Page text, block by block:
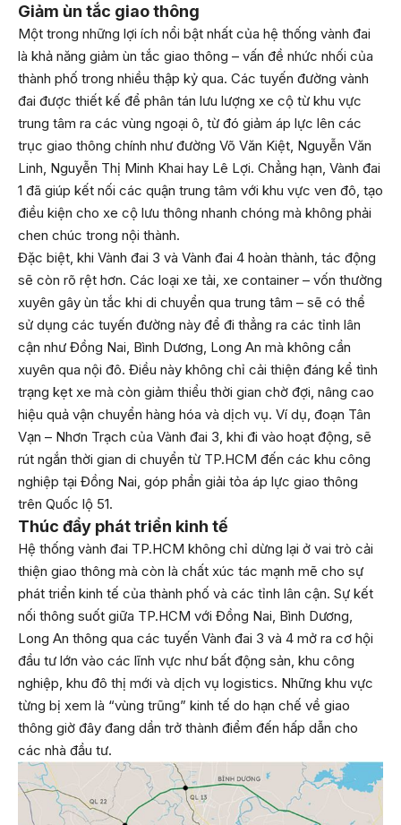
Giảm ùn tắc giao thông
Một trong những lợi ích nổi bật nhất của hệ thống vành đai
là khả năng giảm ùn tắc giao thông – vấn đề nhức nhối của
thành phố trong nhiều thập kỷ qua. Các tuyến đường vành
đai được thiết kế để phân tán lưu lượng xe cộ từ khu vực
trung tâm ra các vùng ngoại ô, từ đó giảm áp lực lên các
trục giao thông chính như đường Võ Văn Kiệt, Nguyễn Văn
Linh, Nguyễn Thị Minh Khai hay Lê Lợi. Chẳng hạn, Vành đai
1 đã giúp kết nối các quận trung tâm với khu vực ven đô, tạo
điều kiện cho xe cộ lưu thông nhanh chóng mà không phải
chen chúc trong nội thành.
Đặc biệt, khi Vành đai 3 và Vành đai 4 hoàn thành, tác động
sẽ còn rõ rệt hơn. Các loại xe tải, xe container – vốn thường
xuyên gây ùn tắc khi di chuyển qua trung tâm – sẽ có thể
sử dụng các tuyến đường này để đi thẳng ra các tỉnh lân
cận như Đồng Nai, Bình Dương, Long An mà không cần
xuyên qua nội đô. Điều này không chỉ cải thiện đáng kể tình
trạng kẹt xe mà còn giảm thiểu thời gian chờ đợi, nâng cao
hiệu quả vận chuyển hàng hóa và dịch vụ. Ví dụ, đoạn Tân
Vạn – Nhơn Trạch của Vành đai 3, khi đi vào hoạt động, sẽ
rút ngắn thời gian di chuyển từ TP.HCM đến các khu công
nghiệp tại Đồng Nai, góp phần giải tỏa áp lực giao thông
trên Quốc lộ 51.
Thúc đẩy phát triển kinh tế
Hệ thống vành đai TP.HCM không chỉ dừng lại ở vai trò cải
thiện giao thông mà còn là chất xúc tác mạnh mẽ cho sự
phát triển kinh tế của thành phố và các tỉnh lân cận. Sự kết
nối thông suốt giữa TP.HCM với Đồng Nai, Bình Dương,
Long An thông qua các tuyến Vành đai 3 và 4 mở ra cơ hội
đầu tư lớn vào các lĩnh vực như bất động sản, khu công
nghiệp, khu đô thị mới và dịch vụ logistics. Những khu vực
từng bị xem là “vùng trũng” kinh tế do hạn chế về giao
thông giờ đây đang dần trở thành điểm đến hấp dẫn cho
các nhà đầu tư.